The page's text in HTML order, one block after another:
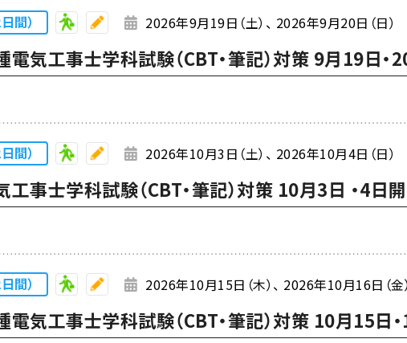
間） 2026年9月19日（土） 2026年9月20日（日）
電気工事士学科試験（CBT・筆記）対策 9月19日・
間） 2026年10月3日（土） 2026年10月4日（日）
工事士学科試験（CBT・筆記）対策 10月3日 ・4日
間） 2026年10月15日（木） 2026年10月16日（金
電気工事士学科試験（CBT・筆記）対策 10月15日